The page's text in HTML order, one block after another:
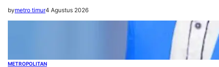
bymetro timur4 Agustus 2026
METROPOLITAN